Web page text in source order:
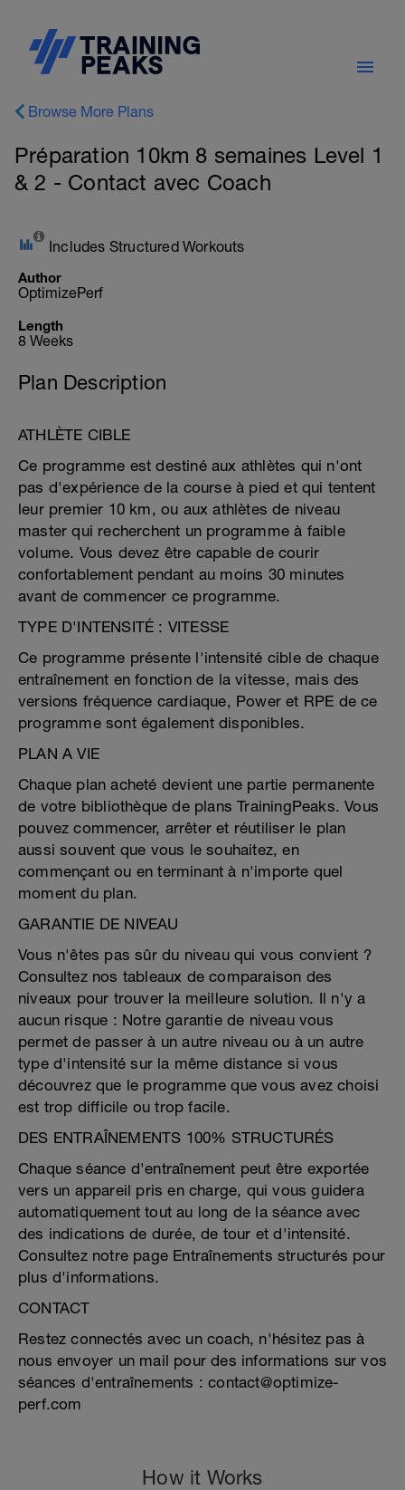
Browse More Plans
Préparation 10km 8 semaines Level 1
& 2 - Contact avec Coach
Includes Structured Workouts
Author
OptimizePerf
Length
8 Weeks
Plan Description
ATHLÈTE CIBLE
Ce programme est destiné aux athlètes qui n'ont
pas d'expérience de la course à pied et qui tentent
leur premier 10 km, ou aux athlètes de niveau
master qui recherchent un programme à faible
volume. Vous devez être capable de courir
confortablement pendant au moins 30 minutes
avant de commencer ce programme.
TYPE D'INTENSITÉ : VITESSE
Ce programme présente l'intensité cible de chaque
entraînement en fonction de la vitesse, mais des
versions fréquence cardiaque, Power et RPE de ce
programme sont également disponibles.
PLAN A VIE
Chaque plan acheté devient une partie permanente
de votre bibliothèque de plans TrainingPeaks. Vous
pouvez commencer, arrêter et réutiliser le plan
aussi souvent que vous le souhaitez, en
commençant ou en terminant à n'importe quel
moment du plan.
GARANTIE DE NIVEAU
Vous n'êtes pas sûr du niveau qui vous convient ?
Consultez nos tableaux de comparaison des
niveaux pour trouver la meilleure solution. Il n'y a
aucun risque : Notre garantie de niveau vous
permet de passer à un autre niveau ou à un autre
type d'intensité sur la même distance si vous
découvrez que le programme que vous avez choisi
est trop difficile ou trop facile.
DES ENTRAÎNEMENTS 100% STRUCTURÉS
Chaque séance d'entraînement peut être exportée
vers un appareil pris en charge, qui vous guidera
automatiquement tout au long de la séance avec
des indications de durée, de tour et d'intensité.
Consultez notre page Entraînements structurés pour
plus d'informations.
CONTACT
Restez connectés avec un coach, n'hésitez pas à
nous envoyer un mail pour des informations sur vos
séances d'entraînements : contact@optimize-
perf.com
How it Works